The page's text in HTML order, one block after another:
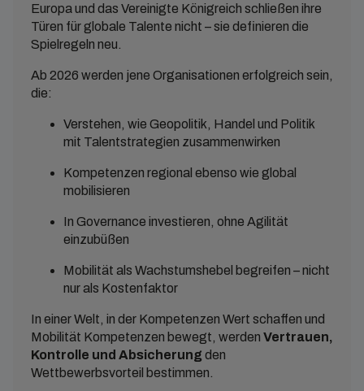
Europa und das Vereinigte Königreich schließen ihre
Türen für globale Talente nicht – sie definieren die
Spielregeln neu.
Ab 2026 werden jene Organisationen erfolgreich sein,
die:
Verstehen, wie Geopolitik, Handel und Politik
mit Talentstrategien zusammenwirken
Kompetenzen regional ebenso wie global
mobilisieren
In Governance investieren, ohne Agilität
einzubüßen
Mobilität als Wachstumshebel begreifen – nicht
nur als Kostenfaktor
In einer Welt, in der Kompetenzen Wert schaffen und
Mobilität Kompetenzen bewegt, werden Vertrauen,
Kontrolle und Absicherung den
Wettbewerbsvorteil bestimmen.